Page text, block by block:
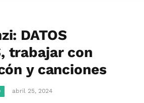
DATOS
trabajar con
y canciones
abril 25, 2024